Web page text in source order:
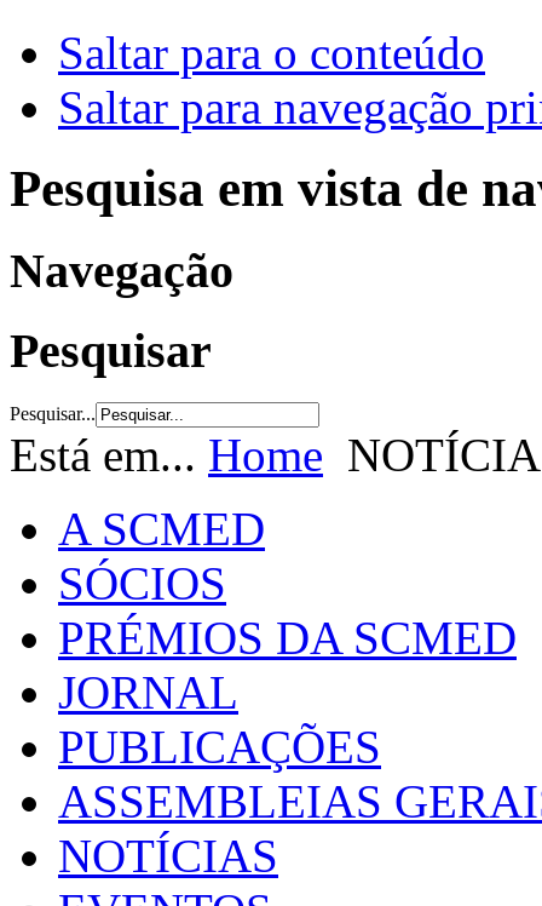
Saltar para o conteúdo
Saltar para navegação
Pesquisa em vista de
Navegação
Pesquisar
Pesquisar...
Está em... Home
A SCMED
SÓCIOS
PRÉMIOS DA SCMED
JORNAL
PUBLICAÇÕES
ASSEMBLEIAS
NOTÍCIAS